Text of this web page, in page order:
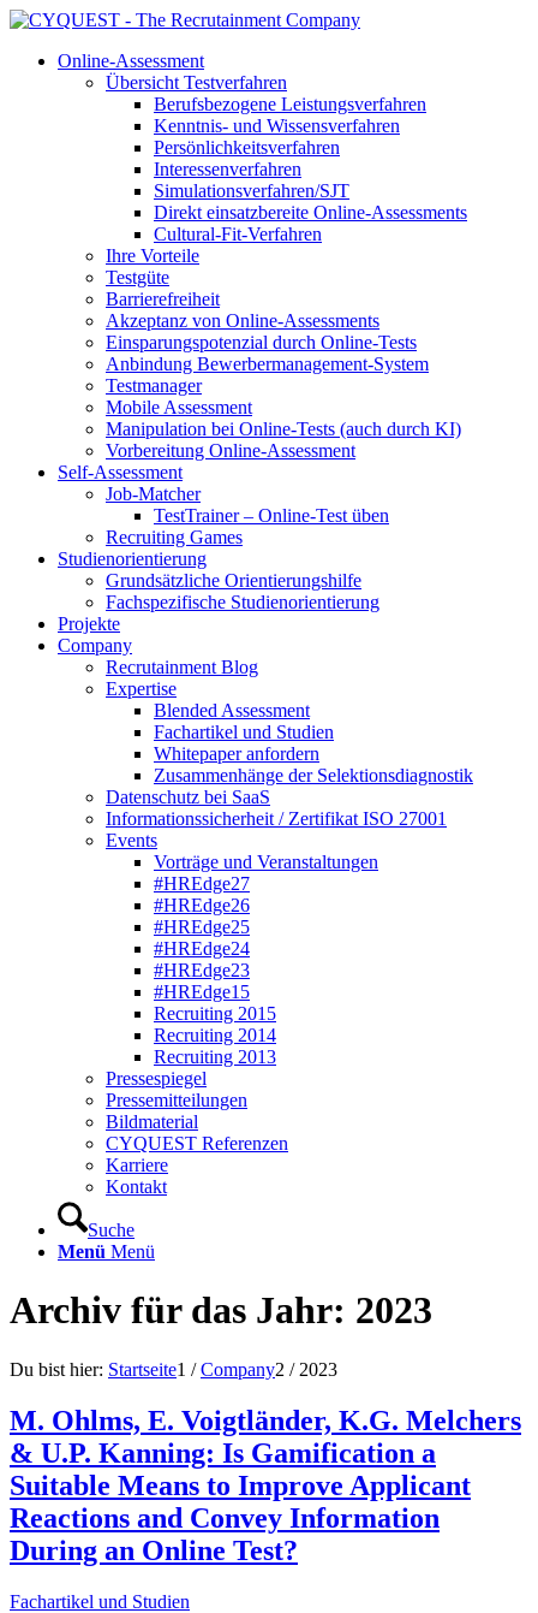
Online-Assessment
Übersicht Testverfahren
Berufsbezogene Leistungsverfahren
Kenntnis- und Wissensverfahren
Persönlichkeitsverfahren
Interessenverfahren
Simulationsverfahren/SJT
Direkt einsatzbereite Online-Assessments
Cultural-Fit-Verfahren
Ihre Vorteile
Testgüte
Barrierefreiheit
Akzeptanz von Online-Assessments
Einsparungspotenzial durch Online-Tests
Anbindung Bewerbermanagement-System
Testmanager
Mobile Assessment
Manipulation bei Online-Tests (auch durch KI)
Vorbereitung Online-Assessment
Self-Assessment
Job-Matcher
TestTrainer – Online-Test üben
Recruiting Games
Studienorientierung
Grundsätzliche Orientierungshilfe
Fachspezifische Studienorientierung
Projekte
Company
Recrutainment Blog
Expertise
Blended Assessment
Fachartikel und Studien
Whitepaper anfordern
Zusammenhänge der Selektionsdiagnostik
Datenschutz bei SaaS
Informationssicherheit / Zertifikat ISO 27001
Events
Vorträge und Veranstaltungen
#HREdge27
#HREdge26
#HREdge25
#HREdge24
#HREdge23
#HREdge15
Recruiting 2015
Recruiting 2014
Recruiting 2013
Pressespiegel
Pressemitteilungen
Bildmaterial
CYQUEST Referenzen
Karriere
Kontakt
Suche
Menü Menü
Archiv für das Jahr: 2023
Du bist hier: Startseite1 / Company2 / 2023
M. Ohlms, E. Voigtländer, K.G. Melchers
& U.P. Kanning: Is Gamification a
Suitable Means to Improve Applicant
Reactions and Convey Information
During an Online Test?
Fachartikel und Studien